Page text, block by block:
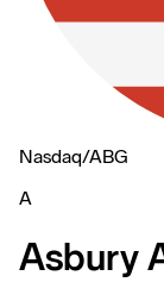
Nasdaq/ABG
A
Asbury